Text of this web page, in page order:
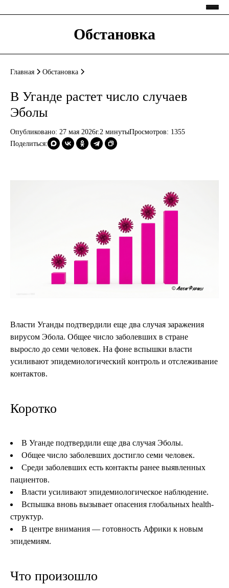
Обстановка
Главная Обстановка
В Уганде растет число случаев
Эболы
Опубликовано: 27 мая 2026г.2 минутыПросмотров: 1355
Поделиться:
Власти Уганды подтвердили еще два случая заражения
вирусом Эбола. Общее число заболевших в стране
выросло до семи человек. На фоне вспышки власти
усиливают эпидемиологический контроль и отслеживание
контактов.
Коротко
В Уганде подтвердили еще два случая Эболы.
Общее число заболевших достигло семи человек.
Среди заболевших есть контакты ранее выявленных
пациентов.
Власти усиливают эпидемиологическое наблюдение.
Вспышка вновь вызывает опасения глобальных health-
структур.
В центре внимания — готовность Африки к новым
эпидемиям.
Что произошло